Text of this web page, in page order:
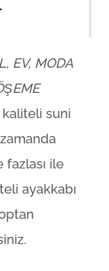
EV, MODA
suni
fazlası ile
ayakkabı